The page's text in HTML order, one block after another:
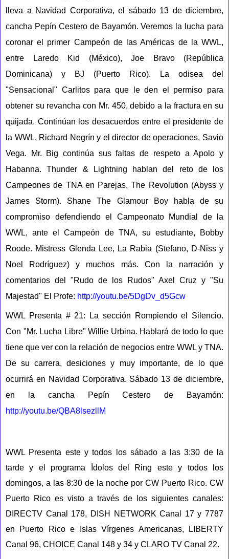
lleva a Navidad Corporativa, el sábado 13 de diciembre,
cancha Pepín Cestero de Bayamón. Veremos la lucha para
coronar el primer Campeón de las Américas de la WWL,
entre Laredo Kid (México), Joe Bravo (República
Dominicana) y BJ (Puerto Rico). La odisea del
"Sensacional" Carlitos para que le den el permiso para
obtener su revancha con Mr. 450, debido a la fractura en su
quijada. Continúan los desacuerdos entre el presidente de
la WWL, Richard Negrín y el director de operaciones, Savio
Vega. Mr. Big continúa sus faltas de respeto a Apolo y
Habanna. Thunder & Lightning hablan del reto de los
Campeones de TNA en Parejas, The Revolution (Abyss y
James Storm). Shane The Glamour Boy habla de su
compromiso defendiendo el Campeonato Mundial de la
WWL, ante el Campeón de TNA, su estudiante, Bobby
Roode. Mistress Glenda Lee, La Rabia (Stefano, D-Niss y
Noel Rodríguez) y muchos más. Con la narración y
comentarios del "Rudo de los Rudos" Axel Cruz y "Su
Majestad" El Profe: http://youtu.be/5DgDv_d5Gcw
WWL Presenta # 21: La sección Rompiendo el Silencio.
Con "Mr. Lucha Libre" Willie Urbina. Hablará de todo lo que
tiene que ver con la relación de negocios entre WWL y TNA.
De su carrera, desiciones y muy importante, de lo que
ocurrirá en Navidad Corporativa. Sábado 13 de diciembre,
en la cancha Pepín Cestero de Bayamón:
http://youtu.be/QBA8lsezllM
WWL Presenta este y todos los sábado a las 3:30 de la
tarde y el programa Ídolos del Ring este y todos los
domingos, a las 8:30 de la noche por CW Puerto Rico. CW
Puerto Rico es visto a través de los siguientes canales:
DIRECTV Canal 178, DISH NETWORK Canal 17 y 7787
en Puerto Rico e Islas Vírgenes Americanas, LIBERTY
Canal 96, CHOICE Canal 148 y 34 y CLARO TV Canal 22.